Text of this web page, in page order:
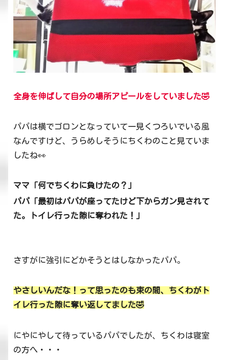
全身を伸ばして自分の場所アピールをしていました🤣
パパは横でゴロンとなっていて一見くつろいでいる風
なんですけど、うらめしそうにちくわのこと見ていま
したね👀
ママ「何でちくわに負けたの？」
パパ「最初はパパが座ってたけど下からガン見されて
た。トイレ行った隙に奪われた！」
さすがに強引にどかそうとはしなかったパパ。
やさしいんだな！って思ったのも束の間、ちくわがト
イレ行った隙に奪い返してました🤣
にやにやして待っているパパでしたが、ちくわは寝室
の方へ・・・